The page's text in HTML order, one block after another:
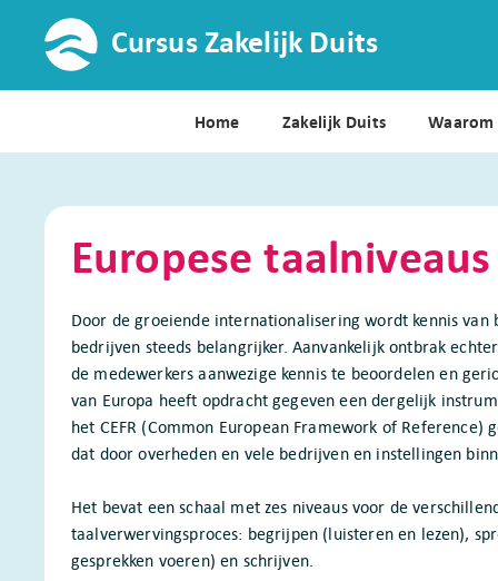
content
Cursus Zakelijk Duits
Home Zakelijk Duits
Europese taalniveaus
Door de groeiende internationalisering wordt kennis van
bedrijven steeds belangrijker. Aanvankelijk ontbrak
de medewerkers aanwezige kennis te beoordelen en
van Europa heeft opdracht gegeven een dergelijk
het CEFR (Common European Framework of Reference)
dat door overheden en vele bedrijven en instellingen
Het bevat een schaal met zes niveaus voor de
taalverwervingsproces: begrijpen (luisteren en lezen),
gesprekken voeren) en schrijven.